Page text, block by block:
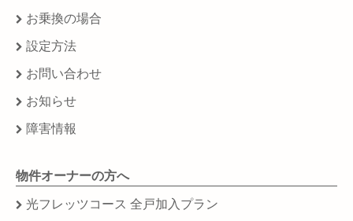
お乗換の場合
設定方法
お問い合わせ
お知らせ
障害情報
物件オーナーの方へ
光フレッツコース 全戸加入プラン